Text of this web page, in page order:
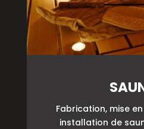
Fabrication, mise
installation de